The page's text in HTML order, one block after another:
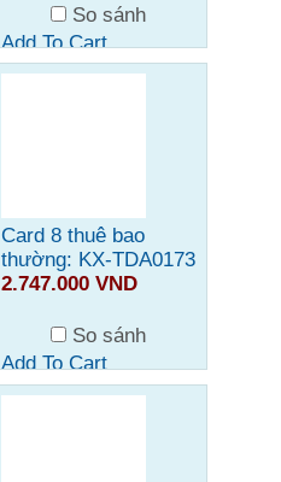
So sánh
Add To Cart
Card 8 thuê bao
thường: KX-TDA0173
2.747.000 VND
So sánh
Add To Cart